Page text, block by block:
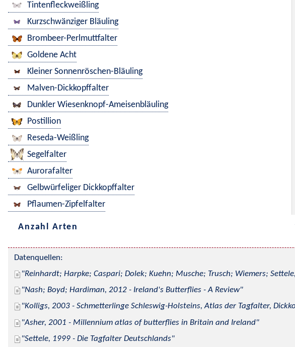
Tintenfleckweißling
Kurzschwänziger Bläuling
Brombeer-Perlmuttfalter
Goldene Acht
Kleiner Sonnenröschen-Bläuling
Malven-Dickkopffalter
Dunkler Wiesenknopf-Ameisenbläuling
Postillion
Reseda-Weißling
Segelfalter
Aurorafalter
Gelbwürfeliger Dickkopffalter
Pflaumen-Zipfelfalter
Anzahl Arten
Datenquellen:
Reinhardt; Harpke; Caspari; Dolek; Kuehn; Musche; Trusch; Wiemers;
Nash; Boyd; Hardiman, 2012 - Ireland's Butterflies - A Review
Kolligs, 2003 - Schmetterlinge Schleswig-Holsteins, Atlas der Tagfalter,
Asher, 2001 - Millennium atlas of butterflies in Britain and Ireland
Settele, 1999 - Die Tagfalter Deutschlands